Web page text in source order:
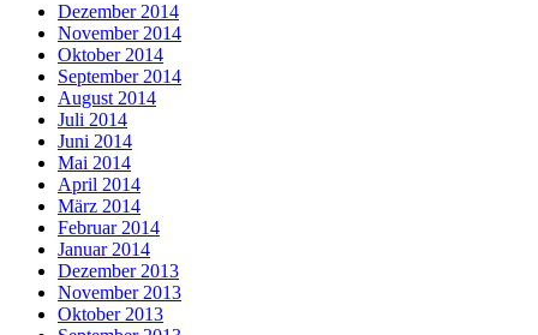
Dezember 2014
November 2014
Oktober 2014
September 2014
August 2014
Juli 2014
Juni 2014
Mai 2014
April 2014
März 2014
Februar 2014
Januar 2014
Dezember 2013
November 2013
Oktober 2013